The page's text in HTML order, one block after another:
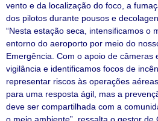
vento e da localização do foco, a
dos pilotos durante pousos e
“Nesta estação seca, intensificamos o
entorno do aeroporto por meio do
Emergência. Com o apoio de câmeras
vigilância e identificamos focos de
representar riscos às operações
para uma resposta ágil, mas a
deve ser compartilhada com a